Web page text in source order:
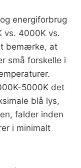
energiforbrug
vs. 4000K vs.
bemærke, at
små forskelle i
5000K det
blå lys,
falder inden
i minimalt